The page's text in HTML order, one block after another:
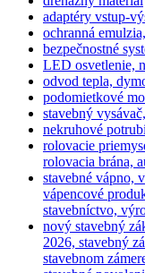
adaptéry vstup-
ochranná
bezpečnostné
LED osvetlenie,
odvod tepla,
podomietkové
stavebný
nekruhové
rolovacie
rolovacia brána,
stavebné vápno,
vápencové
stavebníctvo,
nový stavebný
2026, stavebný
stavebnom